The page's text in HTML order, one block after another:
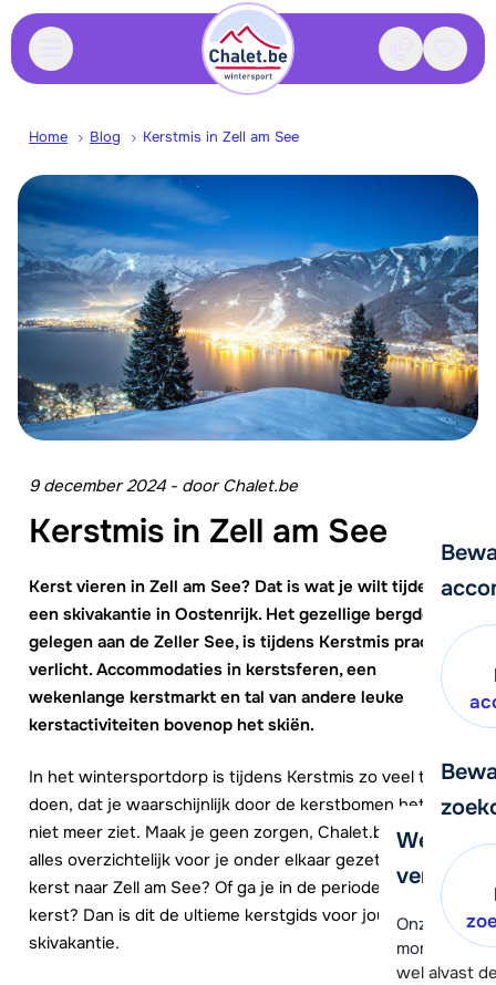
Contact
We
verder!
Onze
moment
wel alvast
Home Blog Kerstmis in Zell am See
9 december 2024 - doorChalet.be
Kerstmis in Zell am See
Kerst vieren in Zell am See? Dat is wat je wilt tijdens
een skivakantie in Oostenrijk. Het gezellige bergdorp,
gelegen aan de Zeller See, is tijdens Kerstmis prachtig
verlicht. Accommodaties in kerstsferen, een
wekenlange kerstmarkt en tal van andere leuke
kerstactiviteiten bovenop het skiën.
In het wintersportdorp is tijdens Kerstmis zo veel te
doen, dat je waarschijnlijk door de kerstbomen het bos
niet meer ziet. Maak je geen zorgen, Chalet.be heeft
alles overzichtelijk voor je onder elkaar gezet. Ga je met
kerst naar Zell am See? Of ga je in de periode rondom
kerst? Dan is dit de ultieme kerstgids voor jouw
skivakantie.